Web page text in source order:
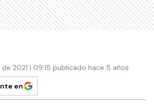
2021 | 09:15 publicado hace 5 años
en